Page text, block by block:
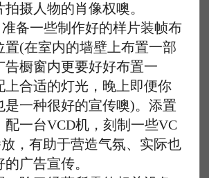
摄人物的肖像权噢。
一些制作好的样片装帧布
置(在室内的墙壁上布置一部
告橱窗内更要好好布置一
上合适的灯光，晚上即便你
是一种很好的宣传噢)。添置
配一台VCD机，刻制一些VC
，有助于营造气氛、实际也
广告宣传。